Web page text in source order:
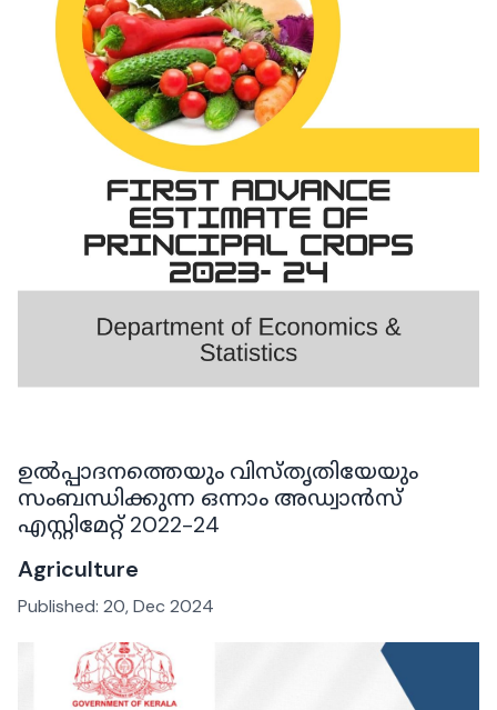
ഉൽപ്പാദനത്തെയും വിസ്തൃതിയേയും
സംബന്ധിക്കുന്ന ഒന്നാം അഡ്വാൻസ്
എസ്റ്റിമേറ്റ് 2022-24
Agriculture
Published: 20, Dec 2024